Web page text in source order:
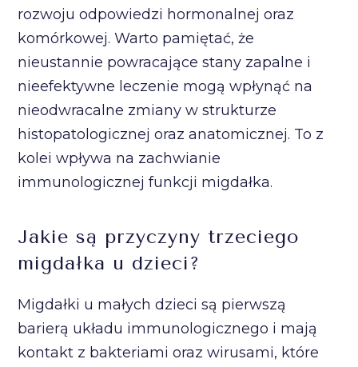
rozwoju odpowiedzi hormonalnej oraz
komórkowej. Warto pamiętać, że
nieustannie powracające stany zapalne i
nieefektywne leczenie mogą wpłynąć na
nieodwracalne zmiany w strukturze
histopatologicznej oraz anatomicznej. To z
kolei wpływa na zachwianie
immunologicznej funkcji migdałka.
Jakie są przyczyny trzeciego
migdałka u dzieci?
Migdałki u małych dzieci są pierwszą
barierą układu immunologicznego i mają
kontakt z bakteriami oraz wirusami, które